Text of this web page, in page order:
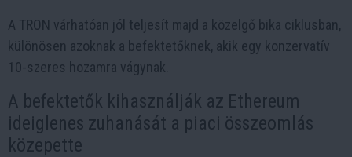
A TRON várhatóan jól teljesít majd a közelgő bika ciklusban,
különösen azoknak a befektetőknek, akik egy konzervatív
10-szeres hozamra vágynak.
A befektetők kihasználják az Ethereum
ideiglenes zuhanását a piaci összeomlás
közepette